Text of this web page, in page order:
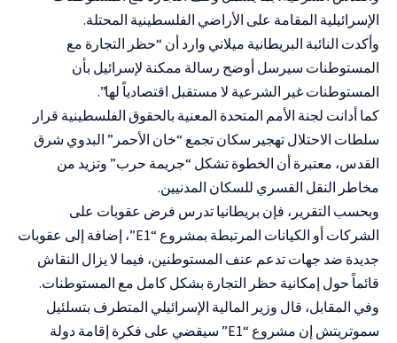
الإسرائيلية المقامة على الأراضي الفلسطينية المحتلة.
وأكدت النائبة البريطانية ميلاني وارد أن “حظر التجارة مع
المستوطنات سيرسل أوضح رسالة ممكنة لإسرائيل بأن
المستوطنات غير الشرعية لا مستقبل اقتصادياً لها”.
كما أدانت لجنة الأمم المتحدة المعنية بالحقوق الفلسطينية قرار
سلطات الاحتلال تهجير سكان تجمع “خان الأحمر” البدوي شرق
القدس، معتبرة أن الخطوة تشكل “جريمة حرب” وتزيد من
مخاطر النقل القسري للسكان المدنيين.
وبحسب التقرير، فإن بريطانيا تدرس فرض عقوبات على
الشركات أو الكيانات المرتبطة بمشروع “E1”، إضافة إلى عقوبات
جديدة ضد جهات تدعم عنف المستوطنين، فيما لا يزال النقاش
قائماً حول إمكانية حظر التجارة بشكل كامل مع المستوطنات.
وفي المقابل، قال وزير المالية الإسرائيلي المتطرف بتسلئيل
سموتريتش إن مشروع “E1” سيقضي على فكرة إقامة دولة